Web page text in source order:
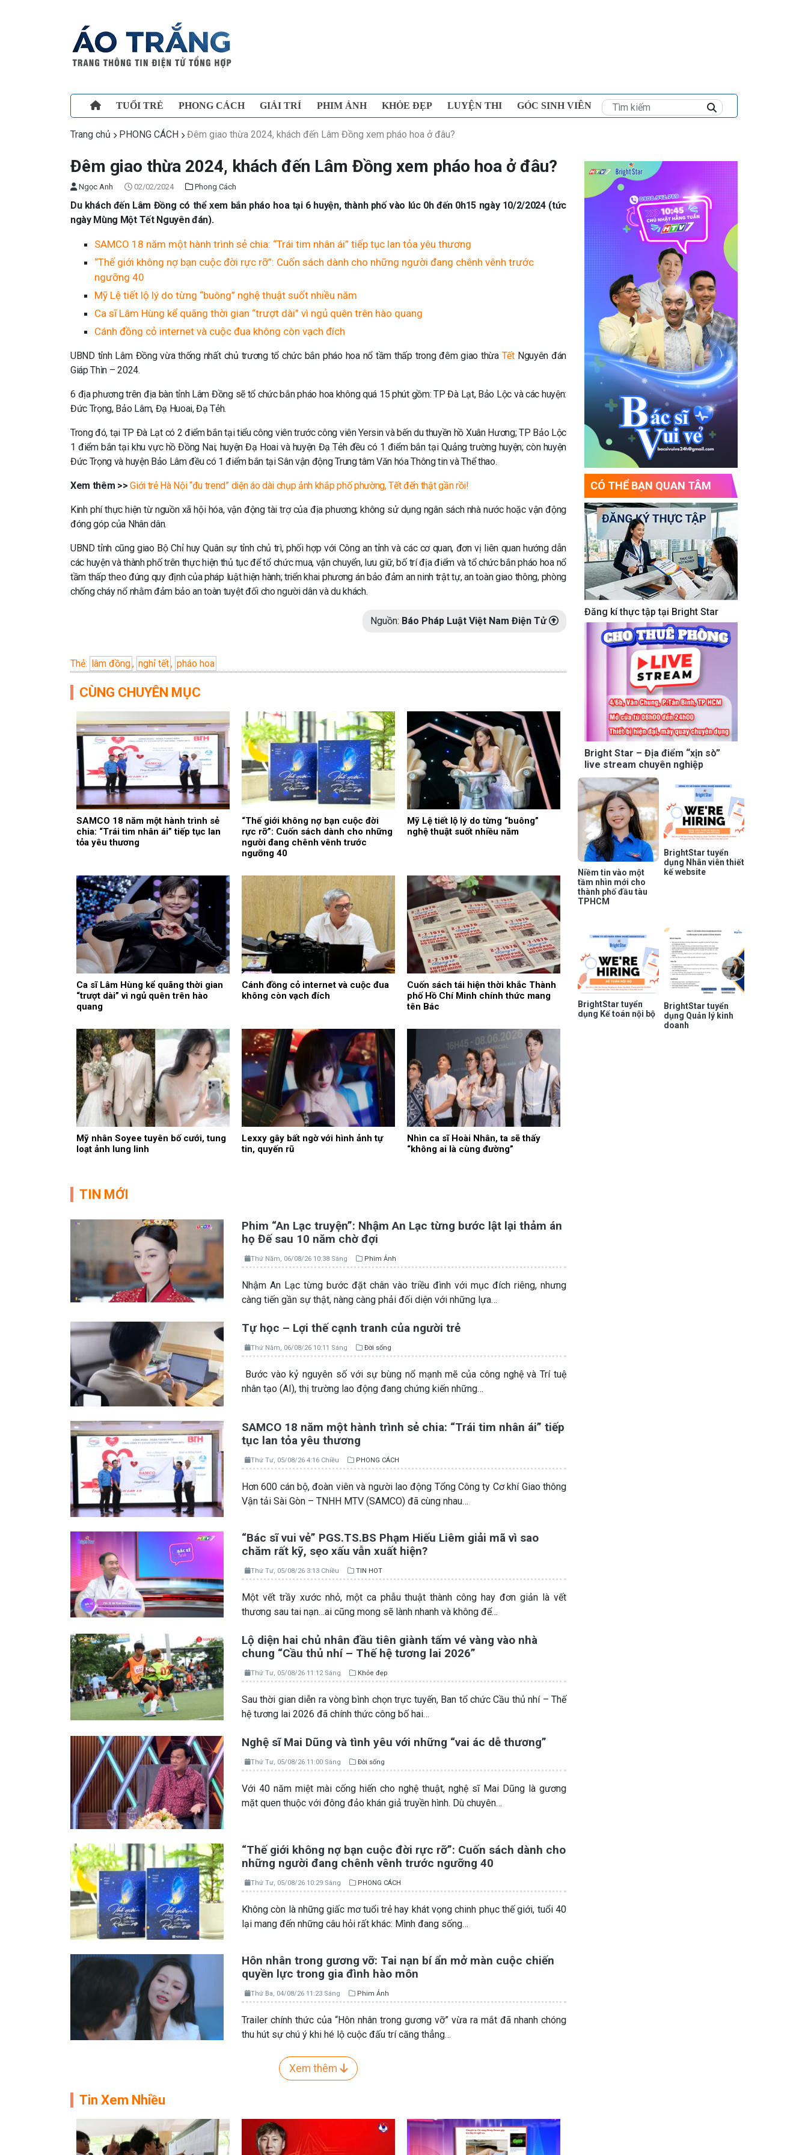
TUỔI TRẺ PHONG CÁCH GIẢI TRÍ PHIM ẢNH KHỎE ĐẸP LUYỆN THI GÓC SINH VIÊN
Trang chủ PHONG CÁCH Đêm giao thừa 2024, khách đến Lâm Đồng xem pháo hoa ở đâu?
Đêm giao thừa 2024, khách đến Lâm Đồng xem pháo hoa ở đâu?
Ngọc Anh 02/02/2024 Phong Cách
Du khách đến Lâm Đồng có thể xem bắn pháo hoa tại 6 huyện, thành phố vào lúc 0h đến 0h15 ngày 10/2/2024 (tức
ngày Mùng Một Tết Nguyên đán).
SAMCO 18 năm một hành trình sẻ chia: “Trái tim nhân ái” tiếp tục lan tỏa yêu thương
“Thế giới không nợ bạn cuộc đời rực rỡ”: Cuốn sách dành cho những người đang chênh vênh trước
ngưỡng 40
Mỹ Lệ tiết lộ lý do từng “buông” nghệ thuật suốt nhiều năm
Ca sĩ Lâm Hùng kể quãng thời gian “trượt dài” vì ngủ quên trên hào quang
Cánh đồng cỏ internet và cuộc đua không còn vạch đích
UBND tỉnh Lâm Đồng vừa thống nhất chủ trương tổ chức bắn pháo hoa nổ tầm thấp trong đêm giao thừa TếtNguyên đán
Giáp Thìn – 2024.
6 địa phương trên địa bàn tỉnh Lâm Đồng sẽ tổ chức bắn pháo hoa không quá 15 phút gồm: TP Đà Lạt, Bảo Lộc và các huyện:
Đức Trọng, Bảo Lâm, Đạ Huoai, Đạ Tẻh.
Trong đó, tại TP Đà Lạt có 2 điểm bắn tại tiểu công viên trước công viên Yersin và bến du thuyền hồ Xuân Hương; TP Bảo Lộc
1 điểm bắn tại khu vực hồ Đồng Nai; huyện Đạ Hoai và huyện Đạ Tẻh đều có 1 điểm bắn tại Quảng trường huyện; còn huyện
Đức Trọng và huyện Bảo Lâm đều có 1 điểm bắn tại Sân vận động Trung tâm Văn hóa Thông tin và Thể thao.
Xem thêm >> Giới trẻ Hà Nội “đu trend” diện áo dài chụp ảnh khắp phố phường, Tết đến thật gần rồi!
Kinh phí thực hiện từ nguồn xã hội hóa, vận động tài trợ của địa phương; không sử dụng ngân sách nhà nước hoặc vận động
đóng góp của Nhân dân.
UBND tỉnh cũng giao Bộ Chỉ huy Quân sự tỉnh chủ trì, phối hợp với Công an tỉnh và các cơ quan, đơn vị liên quan hướng dẫn
các huyện và thành phố trên thực hiện thủ tục để tổ chức mua, vận chuyển, lưu giữ, bố trí địa điểm và tổ chức bắn pháo hoa nổ
tầm thấp theo đúng quy định của pháp luật hiện hành; triển khai phương án bảo đảm an ninh trật tự, an toàn giao thông, phòng
chống cháy nổ nhằm đảm bảo an toàn tuyệt đối cho người dân và du khách.
Nguồn: Báo Pháp Luật Việt Nam Điện Tử
Thẻ: lâm đồng, nghỉ tết, pháo hoa
CÙNG CHUYÊN MỤC
SAMCO 18 năm một hành trình sẻ
chia: “Trái tim nhân ái” tiếp tục lan
tỏa yêu thương
“Thế giới không nợ bạn cuộc đời
rực rỡ”: Cuốn sách dành cho những
người đang chênh vênh trước
ngưỡng 40
Mỹ Lệ tiết lộ lý do từng “buông”
nghệ thuật suốt nhiều năm
Ca sĩ Lâm Hùng kể quãng thời gian
“trượt dài” vì ngủ quên trên hào
quang
Cánh đồng cỏ internet và cuộc đua
không còn vạch đích
Cuốn sách tái hiện thời khắc Thành
phố Hồ Chí Minh chính thức mang
tên Bác
Mỹ nhân Soyee tuyên bố cưới, tung
loạt ảnh lung linh
Lexxy gây bất ngờ với hình ảnh tự
tin, quyến rũ
Nhìn ca sĩ Hoài Nhân, ta sẽ thấy
“không ai là cùng đường”
TIN MỚI
Phim “An Lạc truyện”: Nhậm An Lạc từng bước lật lại thảm án
họ Đế sau 10 năm chờ đợi
Thứ Năm, 06/08/26 10:38 Sáng Phim Ảnh
Nhậm An Lạc từng bước đặt chân vào triều đình với mục đích riêng, nhưng
càng tiến gần sự thật, nàng càng phải đối diện với những lựa…
Tự học – Lợi thế cạnh tranh của người trẻ
Thứ Năm, 06/08/26 10:11 Sáng Đời sống
Bước vào kỷ nguyên số với sự bùng nổ mạnh mẽ của công nghệ và Trí tuệ
nhân tạo (AI), thị trường lao động đang chứng kiến những…
SAMCO 18 năm một hành trình sẻ chia: “Trái tim nhân ái” tiếp
tục lan tỏa yêu thương
Thứ Tư, 05/08/26 4:16 Chiều PHONG CÁCH
Hơn 600 cán bộ, đoàn viên và người lao động Tổng Công ty Cơ khí Giao thông
Vận tải Sài Gòn – TNHH MTV (SAMCO) đã cùng nhau…
“Bác sĩ vui vẻ” PGS.TS.BS Phạm Hiếu Liêm giải mã vì sao
chăm rất kỹ, sẹo xấu vẫn xuất hiện?
Thứ Tư, 05/08/26 3:13 Chiều TIN HOT
Một vết trầy xước nhỏ, một ca phẫu thuật thành công hay đơn giản là vết
thương sau tai nạn…ai cũng mong sẽ lành nhanh và không để…
Lộ diện hai chủ nhân đầu tiên giành tấm vé vàng vào nhà
chung “Cầu thủ nhí – Thế hệ tương lai 2026”
Thứ Tư, 05/08/26 11:12 Sáng Khỏe đẹp
Sau thời gian diễn ra vòng bình chọn trực tuyến, Ban tổ chức Cầu thủ nhí – Thế
hệ tương lai 2026 đã chính thức công bố hai…
Nghệ sĩ Mai Dũng và tình yêu với những “vai ác dễ thương”
Thứ Tư, 05/08/26 11:00 Sáng Đời sống
Với 40 năm miệt mài cống hiến cho nghệ thuật, nghệ sĩ Mai Dũng là gương
mặt quen thuộc với đông đảo khán giả truyền hình. Dù chuyên…
“Thế giới không nợ bạn cuộc đời rực rỡ”: Cuốn sách dành cho
những người đang chênh vênh trước ngưỡng 40
Thứ Tư, 05/08/26 10:29 Sáng PHONG CÁCH
Không còn là những giấc mơ tuổi trẻ hay khát vọng chinh phục thế giới, tuổi 40
lại mang đến những câu hỏi rất khác: Mình đang sống…
Hôn nhân trong gương vỡ: Tai nạn bí ẩn mở màn cuộc chiến
quyền lực trong gia đình hào môn
Thứ Ba, 04/08/26 11:23 Sáng Phim Ảnh
Trailer chính thức của “Hôn nhân trong gương vỡ” vừa ra mắt đã nhanh chóng
thu hút sự chú ý khi hé lộ cuộc đấu trí căng thẳng…
Xem thêm
Tin Xem Nhiều
CÓ THỂ BẠN QUAN TÂM
Đăng kí thực tập tại Bright Star
Bright Star – Địa điểm “xịn sò”
live stream chuyên nghiệp
Niềm tin vào một
tầm nhìn mới cho
thành phố đầu tàu
TPHCM
BrightStar tuyển
dụng Nhân viên thiết
kế website
BrightStar tuyển
dụng Kế toán nội bộ
BrightStar tuyển
dụng Quản lý kinh
doanh